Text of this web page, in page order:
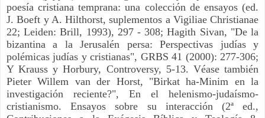
poesía cristiana temprana: una colección de ensayos (ed.
J. Boeft y A. Hilthorst, suplementos a Vigiliae Christianae
22; Leiden: Brill, 1993), 297 - 308; Hagith Sivan, "De la
bizantina a la Jerusalén persa: Perspectivas judías y
polémicas judías y cristianas", GRBS 41 (2000): 277-306;
Y Krauss y Horbury, Controversy, 5-13. Véase también
Pieter Willem van der Horst, "Birkat ha-Minim en la
investigación reciente?", En el helenismo-judaísmo-
cristianismo. Ensayos sobre su interacción (2ª ed.,